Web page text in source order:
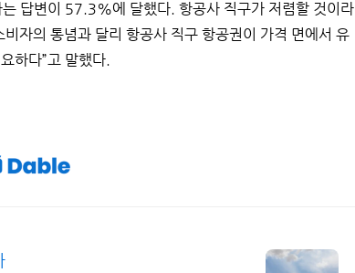
답변이 57.3%에 달했다. 항공사 직구가 저렴할 것이라
자의 통념과 달리 항공사 직구 항공권이 가격 면에서 유
하다”고 말했다.